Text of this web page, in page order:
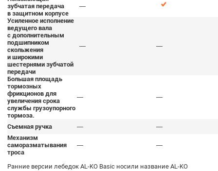
зубчатая передача
в защитном корпусе
—
Усиленное исполнение
ведущего вала
с дополнительным
подшипником
скольжения
и широкими
шестернями зубчатой
передачи
— —
Большая площадь
тормозных
фрикционов для
увеличения срока
службы грузоупорного
тормоза.
— —
Съемная ручка —
—
Механизм
саморазматывания
троса
— —
Ранние версии лебедок AL-KO Basic носили название AL-KO